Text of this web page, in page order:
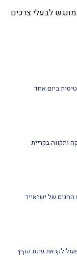
לבעלי צרכים
ותקווה בקריית
של ישראייר
לקראת עונת הקיץ